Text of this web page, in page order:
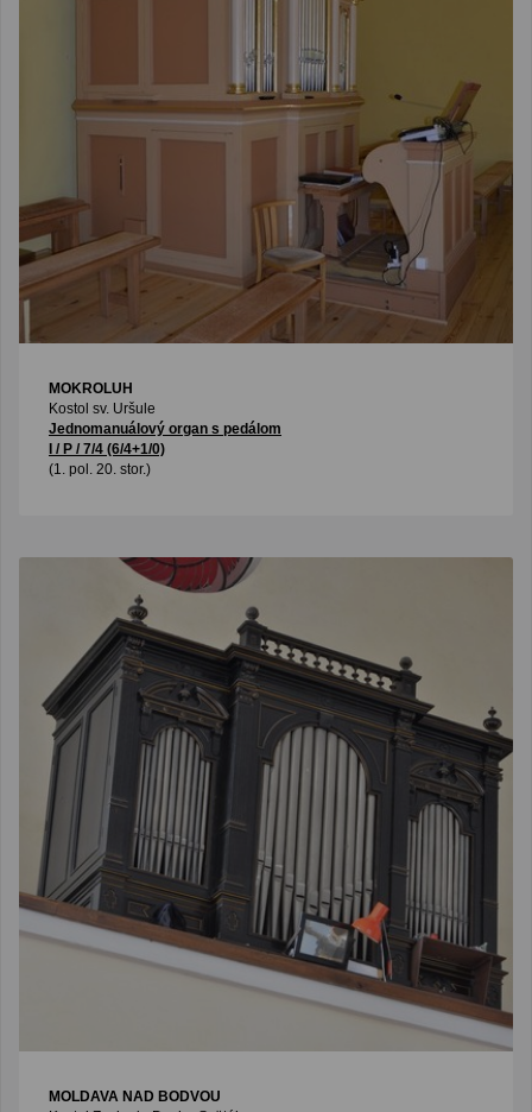
MOKROLUH
Kostol sv. Uršule
Jednomanuálový organ s pedálom
I / P / 7/4 (6/4+1/0)
(1. pol. 20. stor.)
MOLDAVA NAD BODVOU